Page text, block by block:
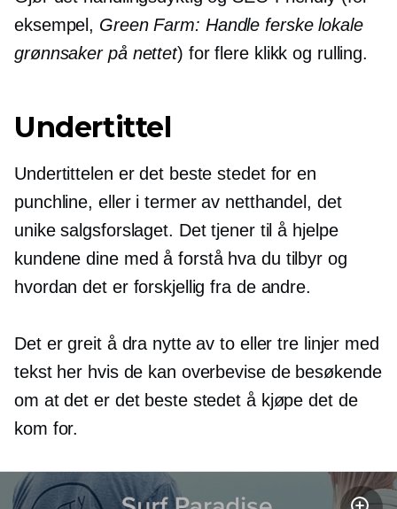
eksempel, Green Farm: Handle ferske lokale
grønnsaker på nettet) for flere klikk og rulling.
Undertittel
Undertittelen er det beste stedet for en
punchline, eller i termer av netthandel, det
unike salgsforslaget. Det tjener til å hjelpe
kundene dine med å forstå hva du tilbyr og
hvordan det er forskjellig fra de andre.
Det er greit å dra nytte av to eller tre linjer med
tekst her hvis de kan overbevise de besøkende
om at det er det beste stedet å kjøpe det de
kom for.